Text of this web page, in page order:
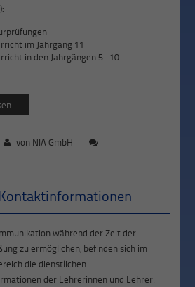
im Jahrgang 11
in den Jahrgängen 5 -10
…
von NIA GmbH
während der Zeit der
zu ermöglichen, befinden sich im
die dienstlichen
der Lehrerinnen und Lehrer.